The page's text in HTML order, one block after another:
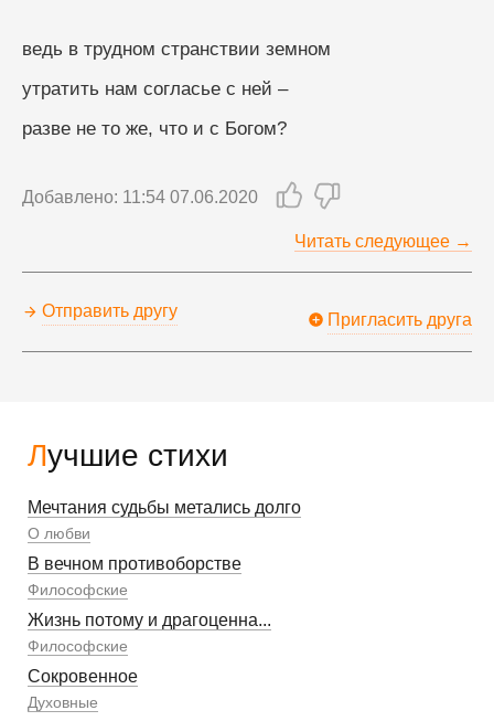
Лучшие стихи
Мечтания судьбы метались долго
О любви
В вечном противоборстве
Философские
Жизнь потому и драгоценна...
Философские
Сокровенное
Духовные
ведь в трудном странствии земном
утратить нам согласье с ней –
разве не то же, что и с Богом?
Добавлено: 11:54 07.06.2020
Читать следующее →
Отправить другу Пригласить друга